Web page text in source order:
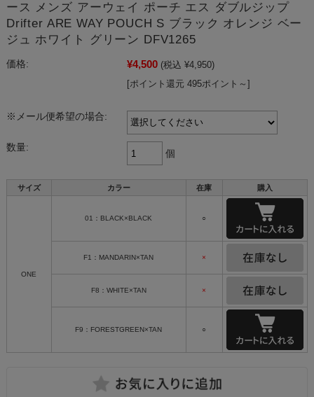
ース メンズ アーウェイ ポーチ エス ダブルジップ
Drifter ARE WAY POUCH S ブラック オレンジ ベー
ジュ ホワイト グリーン DFV1265
価格: ¥4,500 (税込 ¥4,950)
[ポイント還元 495ポイント～]
※メール便希望の場合:
数量:
個
サイズ カラー 在庫 購入
ONE
01：BLACK×BLACK ○
F1：MANDARIN×TAN ×
F8：WHITE×TAN ×
F9：FORESTGREEN×TAN ○